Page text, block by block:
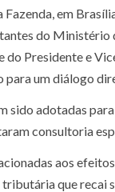
em
do
Presidente e
para um diálogo
sido adotadas
consultoria
aos
que